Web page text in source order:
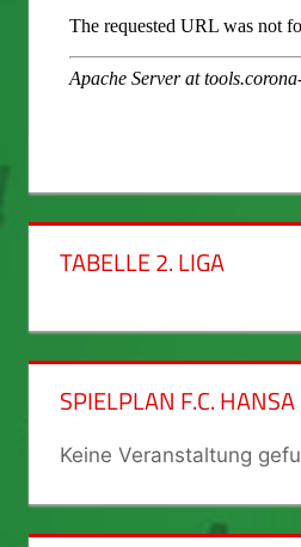
TABELLE 2. LIGA
SPIELPLAN F.C. HANSA
Keine Veranstaltung